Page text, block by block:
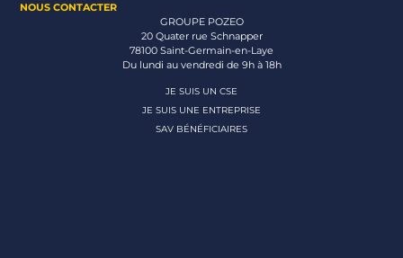
NOUS CONTACTER
GROUPE POZEO
20 Quater rue Schnapper
78100 Saint-Germain-en-Laye
Du lundi au vendredi de 9h à 18h
JE SUIS UN CSE
JE SUIS UNE ENTREPRISE
SAV BÉNÉFICIAIRES